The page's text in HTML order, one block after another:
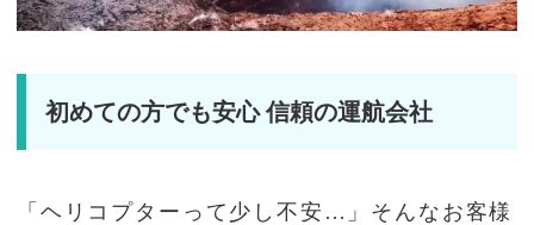
初めての方でも安心 信頼の運航会社
「ヘリコプターって少し不安…」そんなお客様